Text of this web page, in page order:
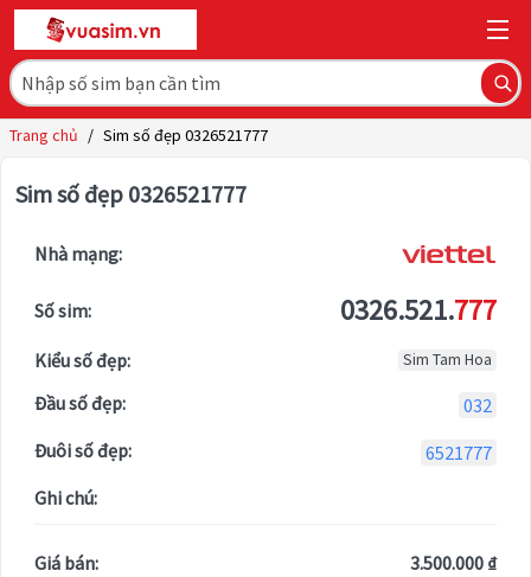
Trang chủ / Sim số đẹp 0326521777
Sim số đẹp 0326521777
Nhà mạng:
Số sim: 0326.521.777
Kiểu số đẹp: Sim Tam Hoa
Đầu số đẹp:
032
Đuôi số đẹp:
6521777
Ghi chú:
Giá bán: 3.500.000 ₫